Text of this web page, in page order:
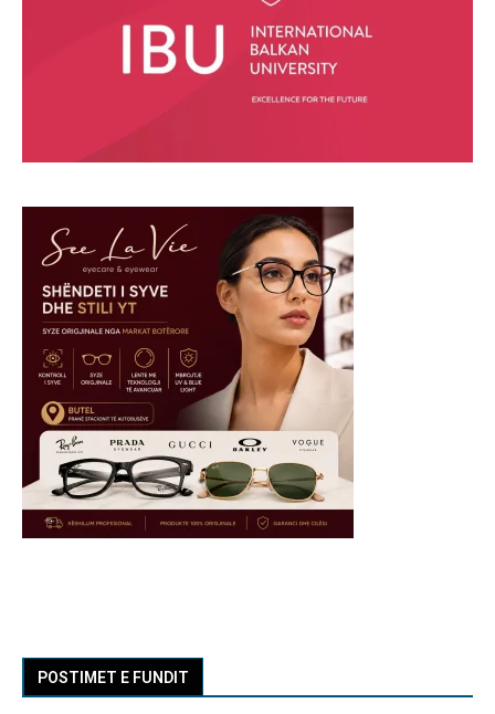
POSTIMET E FUNDIT